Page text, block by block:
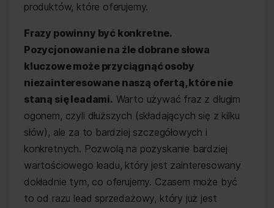
produktów, które oferujemy.
Frazy powinny być konkretne.
Pozycjonowanie na źle dobrane słowa
kluczowe może przyciągnąć osoby
niezainteresowane naszą ofertą, które nie
staną się leadami. Warto używać fraz z długim
ogonem, czyli dłuższych (składających się z kilku
słów), ale za to bardziej szczegółowych i
konkretnych. Pozwolą na pozyskanie bardziej
wartościowego leadu, który jest zainteresowany
dokładnie tym, co oferujemy. Czasem może być
to od razu lead sprzedażowy, który już jest